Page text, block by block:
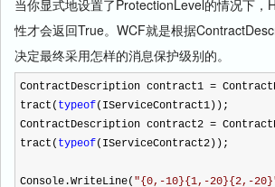
当你显式地设置了ProtectionLevel的情况下，
性才会返回True。WCF就是根据
决定最终采用怎样的消息保护级别的。
ContractDescription contract1 =
tract( typeof(IServiceContract1));
ContractDescription contract2 =
tract( typeof(IServiceContract2));
Console.WriteLine( "{0,-10}{1,-20}{2,-20}